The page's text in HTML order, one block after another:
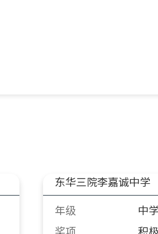
东华三院李嘉诚中学
年级
中
奖项
积